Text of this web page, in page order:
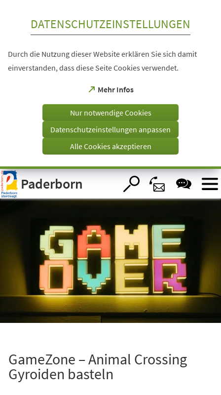
Visuelle
Assistenzsoftware
öffnen.
DATENSCHUTZEINSTELLUNGEN
Durch die Nutzung dieser Website erklären Sie sich damit
einverstanden, dass diese Seite Cookies verwendet.
Mehr Infos
(Öffnet
einem
Tab)
Nur notwendige Cookies
Datenschutzeinstellungen anpassen
Alle Cookies akzeptieren
Paderborn
GameZone – Animal Crossing
Gyroiden basteln